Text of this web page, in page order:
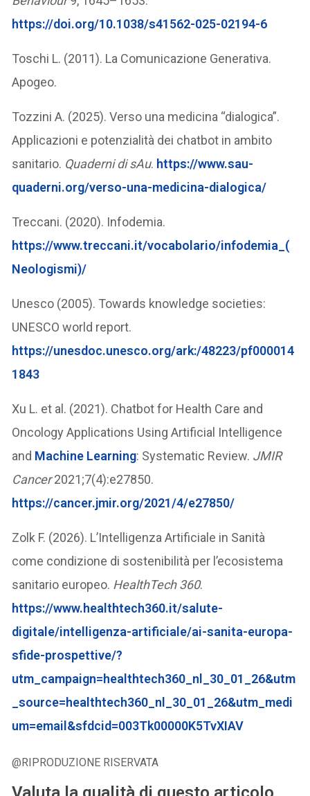
https://doi.org/10.1038/s41562-025-02194-6
Toschi L. (2011). La Comunicazione Generativa.
Apogeo.
Tozzini A. (2025). Verso una medicina “dialogica”.
Applicazioni e potenzialità dei chatbot in ambito
sanitario. Quaderni di sAu. https://www.sau-
quaderni.org/verso-una-medicina-dialogica/
Treccani. (2020). Infodemia.
https://www.treccani.it/vocabolario/infodemia_(
Neologismi)/
Unesco (2005). Towards knowledge societies:
UNESCO world report.
https://unesdoc.unesco.org/ark:/48223/pf000014
1843
Xu L. et al. (2021). Chatbot for Health Care and
Oncology Applications Using Artificial Intelligence
and Machine Learning: Systematic Review. JMIR
Cancer2021;7(4):e27850.
https://cancer.jmir.org/2021/4/e27850/
Zolk F. (2026). L’Intelligenza Artificiale in Sanità
come condizione di sostenibilità per l’ecosistema
sanitario europeo. HealthTech 360.
https://www.healthtech360.it/salute-
digitale/intelligenza-artificiale/ai-sanita-europa-
sfide-prospettive/?
utm_campaign=healthtech360_nl_30_01_26&utm
_source=healthtech360_nl_30_01_26&utm_medi
um=email&sfdcid=003Tk00000K5TvXIAV
@RIPRODUZIONE RISERVATA